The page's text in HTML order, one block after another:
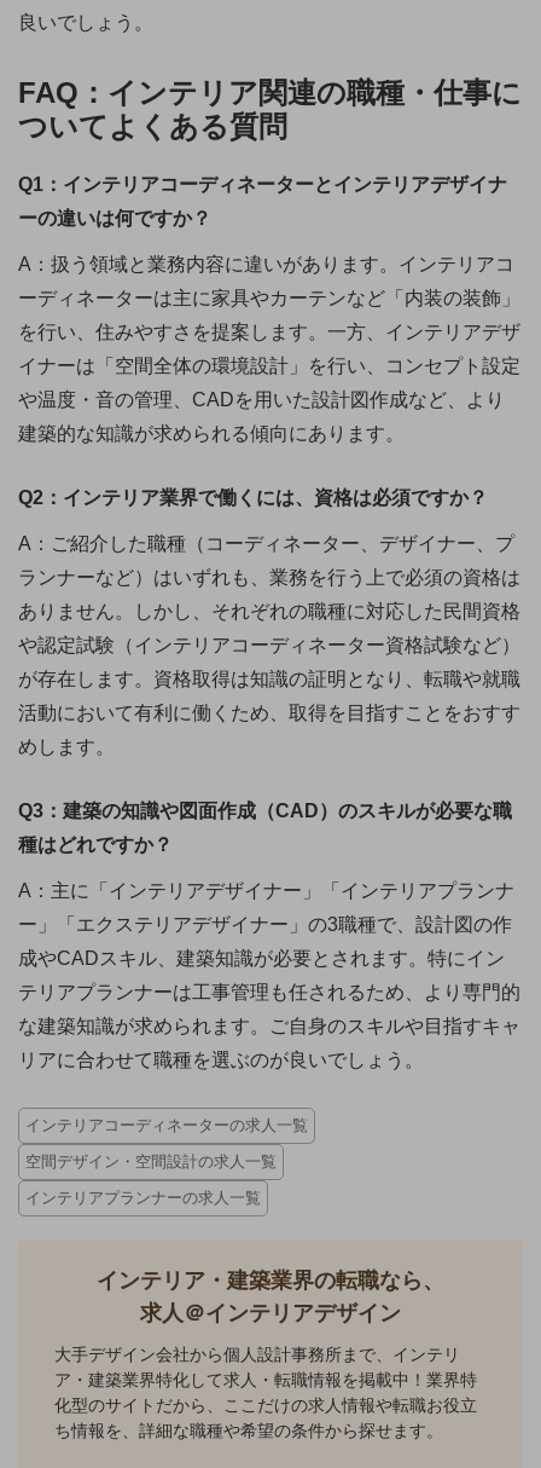
良いでしょう。
FAQ：インテリア関連の職種・仕事に
ついてよくある質問
Q1：インテリアコーディネーターとインテリアデザイナ
ーの違いは何ですか？
A：扱う領域と業務内容に違いがあります。インテリアコ
ーディネーターは主に家具やカーテンなど「内装の装飾」
を行い、住みやすさを提案します。一方、インテリアデザ
イナーは「空間全体の環境設計」を行い、コンセプト設定
や温度・音の管理、CADを用いた設計図作成など、より
建築的な知識が求められる傾向にあります。
Q2：インテリア業界で働くには、資格は必須ですか？
A：ご紹介した職種（コーディネーター、デザイナー、プ
ランナーなど）はいずれも、業務を行う上で必須の資格は
ありません。しかし、それぞれの職種に対応した民間資格
や認定試験（インテリアコーディネーター資格試験など）
が存在します。資格取得は知識の証明となり、転職や就職
活動において有利に働くため、取得を目指すことをおすす
めします。
Q3：建築の知識や図面作成（CAD）のスキルが必要な職
種はどれですか？
A：主に「インテリアデザイナー」「インテリアプランナ
ー」「エクステリアデザイナー」の3職種で、設計図の作
成やCADスキル、建築知識が必要とされます。特にイン
テリアプランナーは工事管理も任されるため、より専門的
な建築知識が求められます。ご自身のスキルや目指すキャ
リアに合わせて職種を選ぶのが良いでしょう。
インテリアコーディネーターの求人一覧
空間デザイン・空間設計の求人一覧
インテリアプランナーの求人一覧
インテリア・建築業界の転職なら、
求人＠インテリアデザイン
大手デザイン会社から個人設計事務所まで、インテリ
ア・建築業界特化して求人・転職情報を掲載中！業界特
化型のサイトだから、ここだけの求人情報や転職お役立
ち情報を、詳細な職種や希望の条件から探せます。